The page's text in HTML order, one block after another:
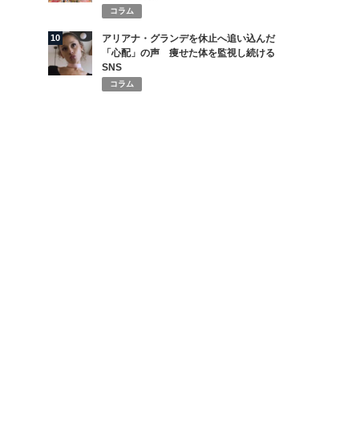
コラム
10
アリアナ・グランデを休止へ追い込んだ
「心配」の声 痩せた体を監視し続ける
SNS
コラム